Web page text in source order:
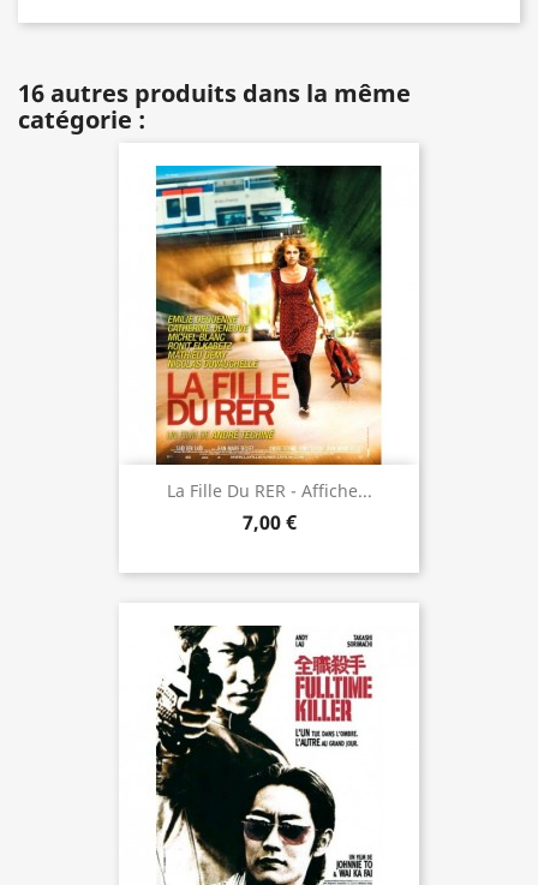
16 autres produits dans la même
catégorie :
La Fille Du RER - Affiche...
7,00 €